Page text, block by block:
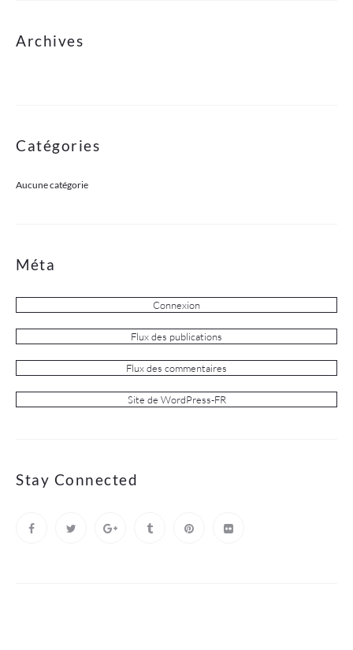
Archives
Catégories
Aucune catégorie
Méta
Connexion
Flux des publications
Flux des commentaires
Site de WordPress-FR
Stay Connected